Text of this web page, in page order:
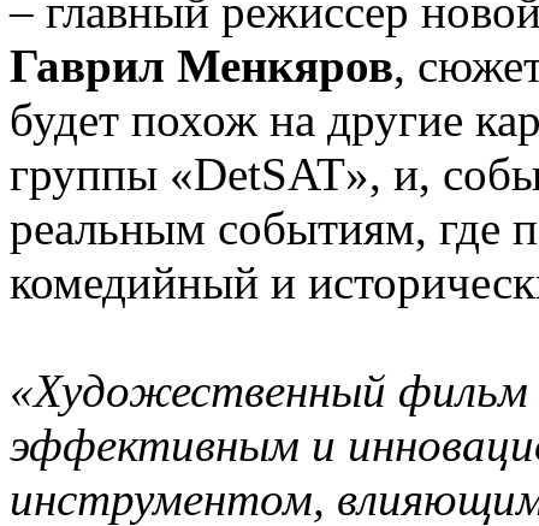
– главный режиссер
Гаврил Менкяров,
будет похож на другие
группы «DetSAT», и,
реальным событиям, где
комедийный и
«Художественный фильм
эффективным и
инструментом,